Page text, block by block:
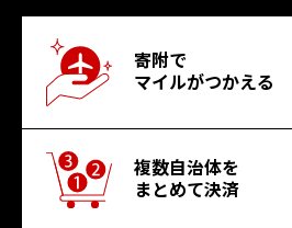
寄附で
マイルがつかえる
複数自治体を
まとめて決済